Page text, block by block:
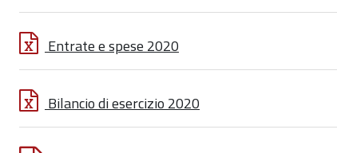
Entrate e spese 2020
Bilancio di esercizio 2020